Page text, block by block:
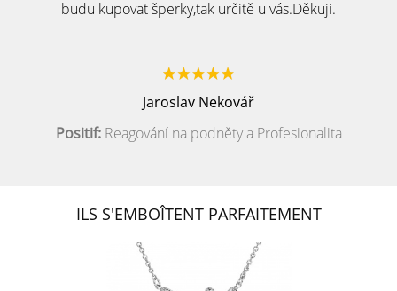
budu kupovat šperky,tak určitě u vás.Děkuji.
Jaroslav Nekovář
Positif:Reagování na podněty a Profesionalita
ILS S'EMBOÎTENT PARFAITEMENT